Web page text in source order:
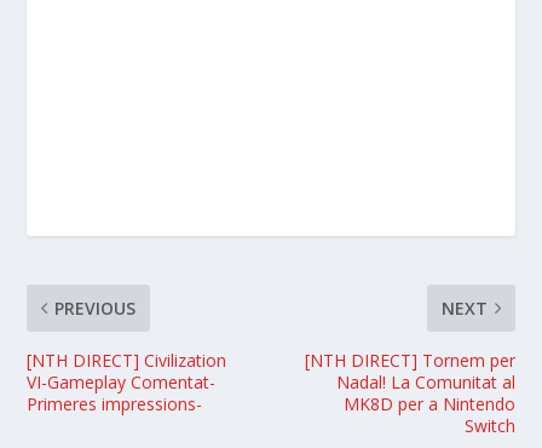
PREVIOUS
[NTH DIRECT] Civilization
VI-Gameplay Comentat-
Primeres impressions-
NEXT
[NTH DIRECT] Tornem per
Nadal! La Comunitat al
MK8D per a Nintendo
Switch